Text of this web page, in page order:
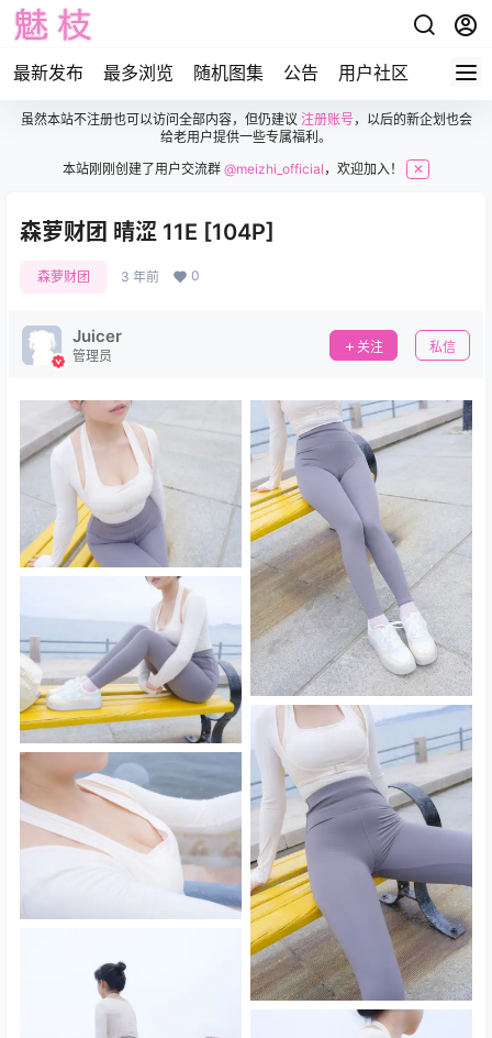
最新发布 最多浏览 随机图集 公告 用户社区
虽然本站不注册也可以访问全部内容，但仍建议 注册账号，以后的新企划也会
给老用户提供一些专属福利。
本站刚刚创建了用户交流群@meizhi_official ，欢迎加入！ ✕
森萝财团 晴涩 11E [104P]
森萝财团 3 年前 0
Juicer
管理员
关注 私信